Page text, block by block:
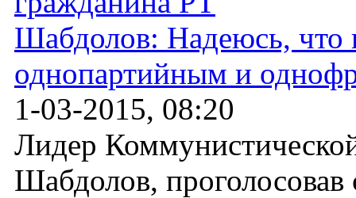
Шабдолов: Надеюсь, что
однопартийным и
1-03-2015, 08:20
Лидер
Шабдолов, проголосовав